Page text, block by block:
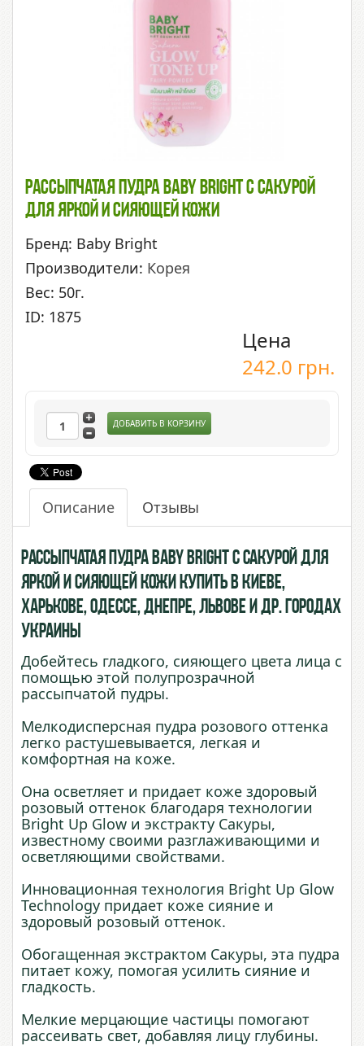
Рассыпчатая Пудра Baby Bright С Сакурой
Для Яркой И Сияющей Кожи
Бренд: Baby Bright
Производители: Корея
Вес: 50г.
ID: 1875
Цена
242.0 грн.
ДОБАВИТЬ В КОРЗИНУ
Описание Отзывы
Рассыпчатая пудра Baby Bright с Сакурой для
яркой и сияющей кожи купить в Киеве,
Харькове, Одессе, Днепре, Львове и др. городах
Украины
Добейтесь гладкого, сияющего цвета лица с
помощью этой полупрозрачной
рассыпчатой ​​пудры.
Мелкодисперсная пудра розового оттенка
легко растушевывается, легкая и
комфортная на коже.
Она осветляет и придает коже здоровый
розовый оттенок благодаря технологии
Bright Up Glow и экстракту Сакуры,
известному своими разглаживающими и
осветляющими свойствами.
Инновационная технология Bright Up Glow
Technology придает коже сияние и
здоровый розовый оттенок.
Обогащенная экстрактом Cакуры, эта пудра
питает кожу, помогая усилить сияние и
гладкость.
Мелкие мерцающие частицы помогают
рассеивать свет, добавляя лицу глубины.